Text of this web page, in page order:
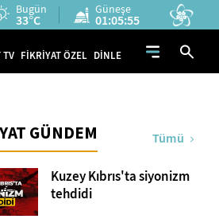
Bugün
33°C
Güneşe
01:05:54
TV FİKRİYAT ÖZEL DİNLE
GÜNDEM Tümü
Kuzey Kıbrıs'ta siyonizm
tehdidi